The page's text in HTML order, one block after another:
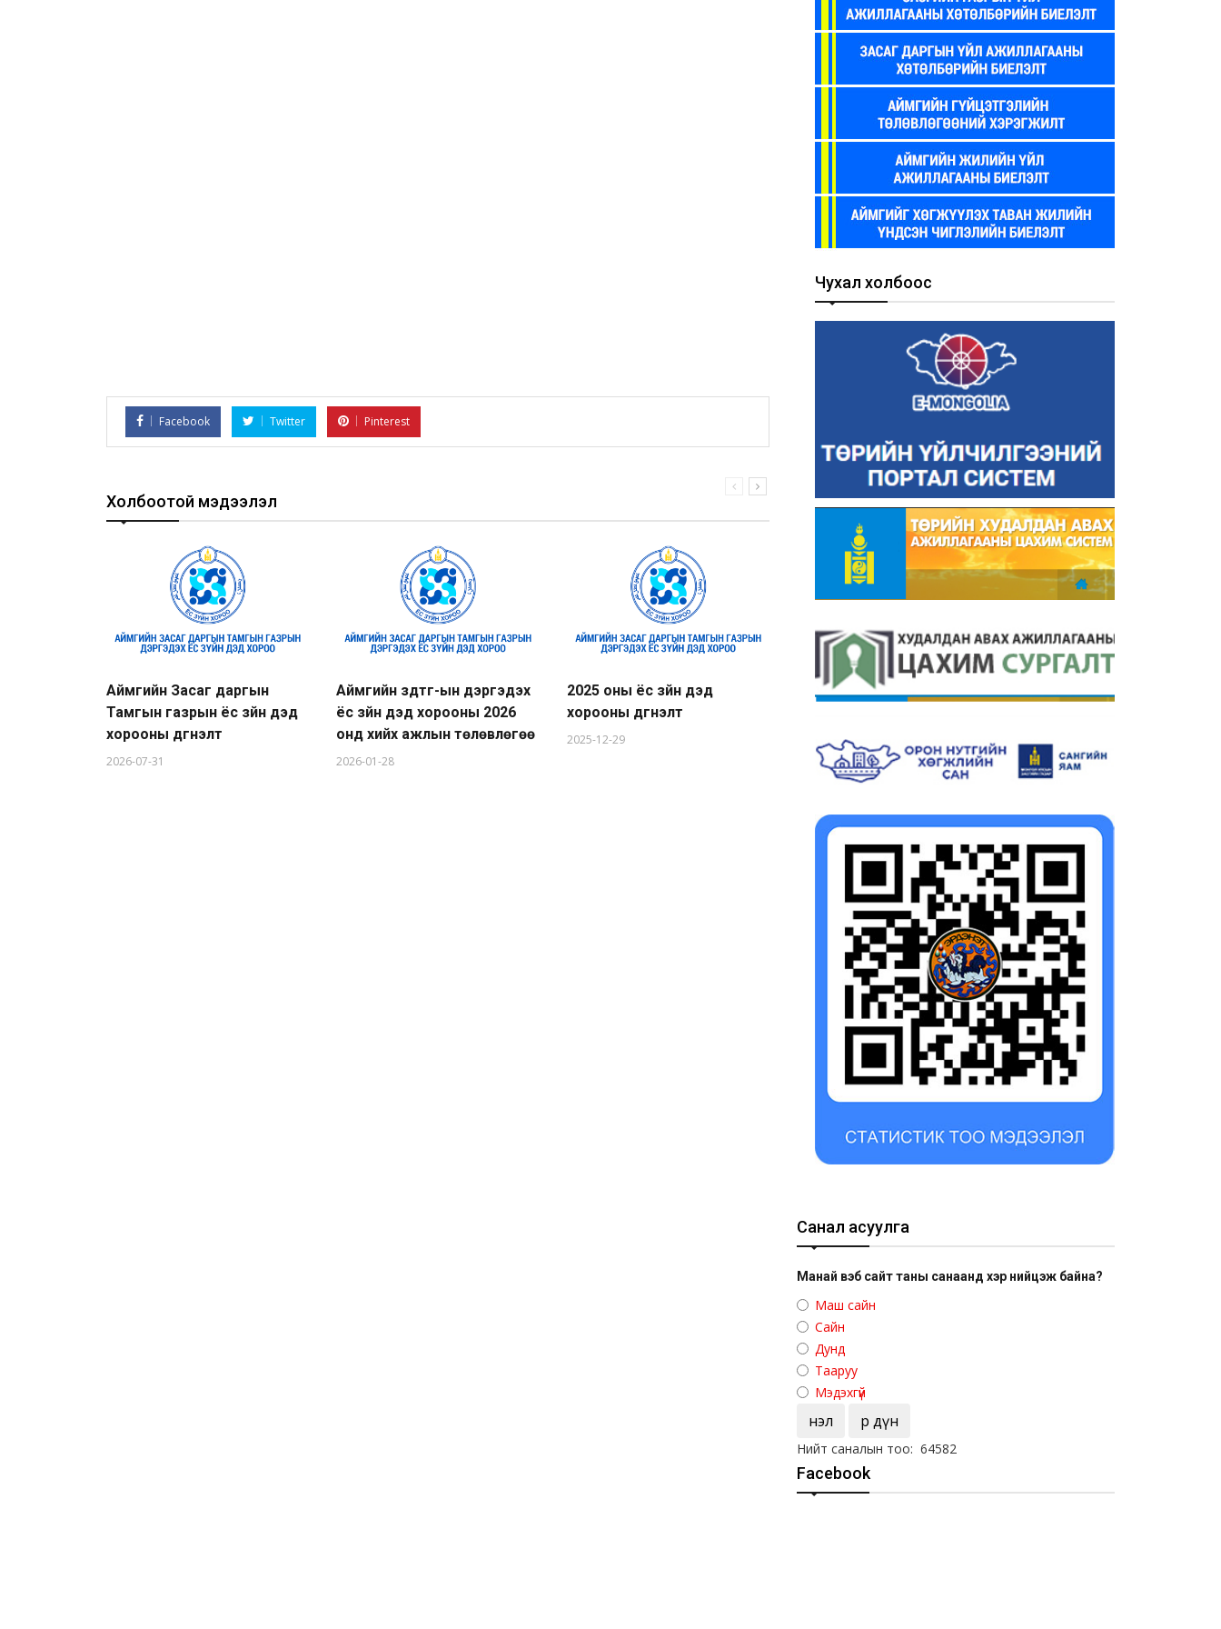
Facebook Twitter Pinterest
Холбоотой мэдээлэл
Аймгийн Засаг даргын
Тамгын газрын ёс зүйн дэд
хорооны дүгнэлт
2026-07-31
Аймгийн здтг-ын дэргэдэх
ёс зүйн дэд хорооны 2026
онд хийх ажлын төлөвлөгөө
2026-01-28
2025 оны ёс зүйн дэд
хорооны дүгнэлт
2025-12-29
Аймгийн Засаг даргын
жилийн тайлан
2026-01-12
Аймгийн Засаг даргын
эхний хагас жилийн тайлан
2025-06-30
Чухал холбоос
Санал асуулга
Манай вэб сайт таны санаанд хэр нийцэж байна?
Маш сайн
Сайн
Дунд
Тааруу
Мэдэхгүй
Үнэл Үр дүн
Нийт саналын тоо: 64582
Facebook